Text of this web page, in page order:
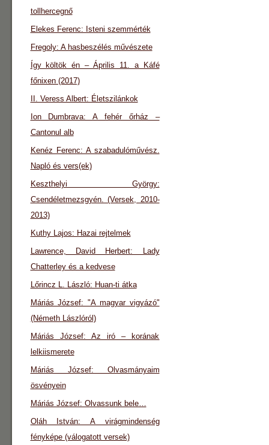
tollhercegnő
Elekes Ferenc: Isteni szemmérték
Fregoly: A hasbeszélés művészete
Így költök én – Április 11. a Káfé
főnixen (2017)
II. Veress Albert: Életszilánkok
Ion Dumbrava: A fehér őrház –
Cantonul alb
Kenéz Ferenc: A szabadulóművész.
Napló és vers(ek)
Keszthelyi György:
Csendéletmezsgyén. (Versek, 2010-
2013)
Kuthy Lajos: Hazai rejtelmek
Lawrence, David Herbert: Lady
Chatterley és a kedvese
Lőrincz L. László: Huan-ti átka
Máriás József: "A magyar vigyázó"
(Németh Lászlóról)
Máriás József: Az iró – korának
lelkiismerete
Máriás József: Olvasmányaim
ösvényein
Máriás József: Olvassunk bele…
Oláh István: A virágmindenség
fényképe (válogatott versek)